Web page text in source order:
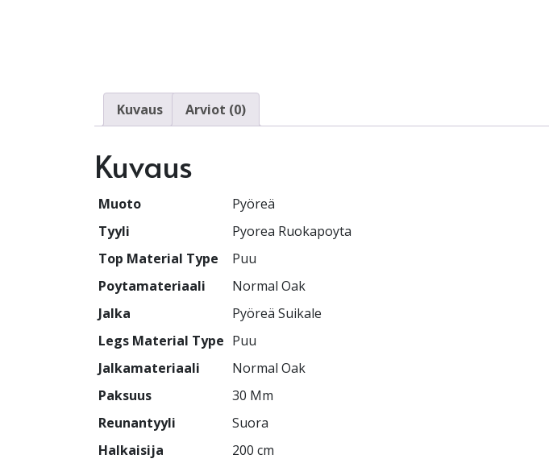
Kuvaus Arviot (0)
Kuvaus
Muoto
Pyöreä
Tyyli
Pyorea Ruokapoyta
Top Material Type
Puu
Poytamateriaali
Normal Oak
Jalka
Pyöreä Suikale
Legs Material Type Puu
Jalkamateriaali
Normal Oak
Paksuus
30 Mm
Reunantyyli
Suora
Halkaisija
200 cm